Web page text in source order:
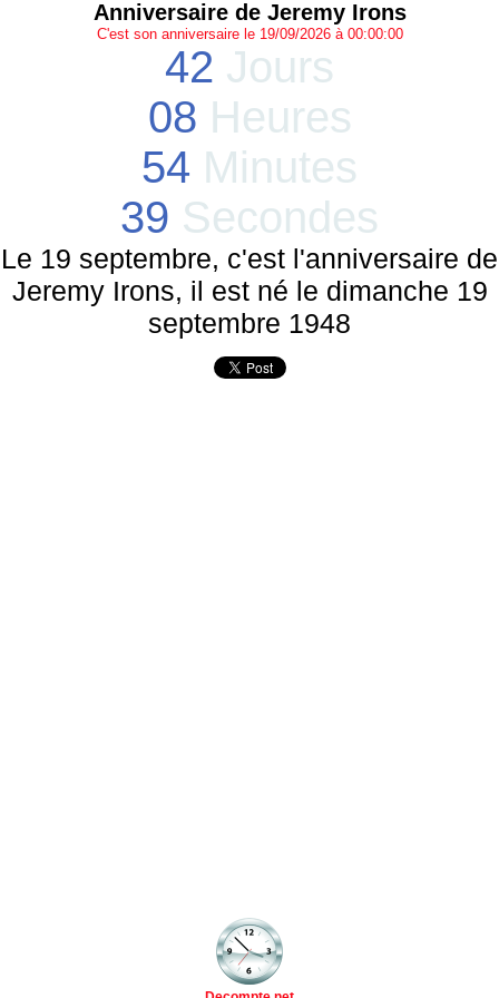
Anniversaire de Jeremy Irons
C'est son anniversaire le 19/09/2026 à 00:00:00
42 Jours
08 Heures
54 Minutes
39 Secondes
Le 19 septembre, c'est l'anniversaire de
Jeremy Irons, il est né le dimanche 19
septembre 1948